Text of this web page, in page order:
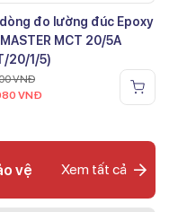
dòng đo lường đúc Epoxy
MCT 20/5A
20/1/5)
VNĐ
VNĐ
vệ Xem tất cả